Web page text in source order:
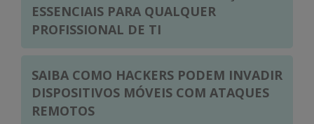
ESSENCIAIS PARA QUALQUER
PROFISSIONAL DE TI
SAIBA COMO HACKERS PODEM INVADIR
DISPOSITIVOS MÓVEIS COM ATAQUES
REMOTOS